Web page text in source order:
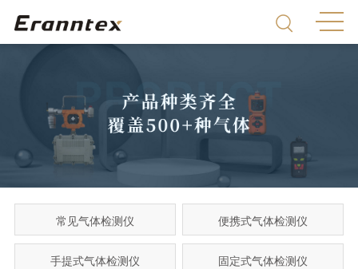
常见气体检测仪 便携式气体检测仪
手提式气体检测仪 固定式气体检测仪